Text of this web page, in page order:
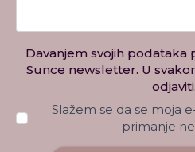
Davanjem svojih podataka
Sunce newsletter. U
odjaviti.
Slažem se da se moja
primanje